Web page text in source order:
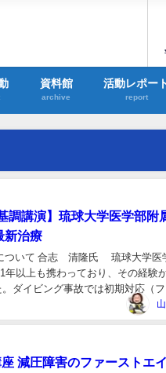
資料館
archive
活動レポー
report
調講演】琉球大学医学部附
新治療
について 合志 清隆氏 琉球大学医
以上も携わっており、その経験
ダイビング事故では初期対応（
...
減圧障害のファーストエ